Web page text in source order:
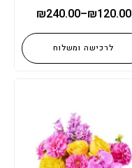
₪120.00
–
₪240.00
לרכישה ומשלוח